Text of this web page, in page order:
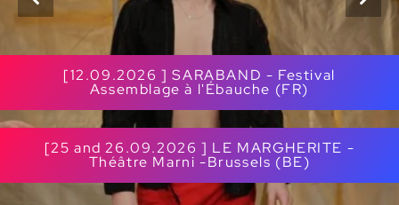
[12.09.2026 ] SARABAND - Festival
Assemblage à l'Ébauche (FR)
[25 and 26.09.2026 ] LE MARGHERITE -
Théâtre Marni -Brussels (BE)